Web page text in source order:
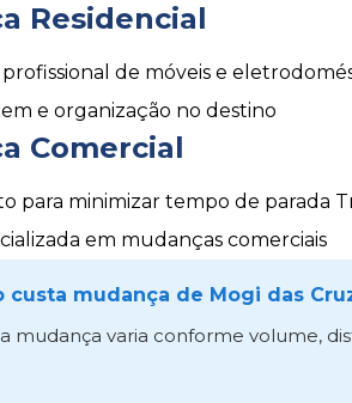
Residencial
de móveis e
e organização no destino
Comercial
para minimizar tempo de parada
em mudanças comerciais
custa mudança de Mogi das
mudança varia conforme volume,